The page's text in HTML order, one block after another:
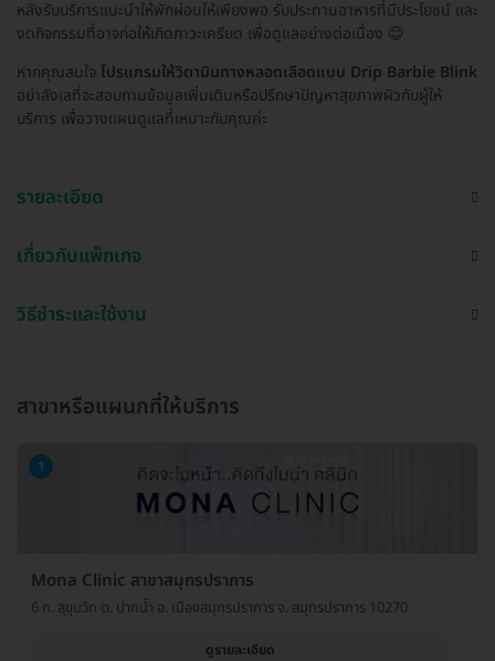
หลังรับบริการแนะนำให้พักผ่อนให้เพียงพอ รับประทานอาหารที่มีประโยชน์ และ
งดกิจกรรมที่อาจก่อให้เกิดภาวะเครียด เพื่อดูแลอย่างต่อเนื่อง 😊
หากคุณสนใจ โปรแกรมให้วิตามินทางหลอดเลือดแบบ Drip Barbie Blink
อย่าลังเลที่จะสอบถามข้อมูลเพิ่มเติมหรือปรึกษาปัญหาสุขภาพผิวกับผู้ให้
บริการ เพื่อวางแผนดูแลที่เหมาะกับคุณค่ะ
รายละเอียด
เกี่ยวกับแพ็กเกจ
วิธีชำระและใช้งาน
สาขาหรือแผนกที่ให้บริการ
1
Mona Clinic สาขาสมุทรปราการ
6 ถ. สุขุมวิท ต. ปากน้ำ อ. เมืองสมุทรปราการ จ. สมุทรปราการ 10270
ดูรายละเอียด